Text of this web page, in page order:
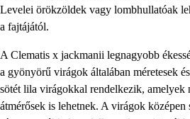
Levelei örökzöldek vagy lombhullatóak
a fajtájától.
A Clematis x jackmanii legnagyobb
a gyönyörű virágok általában méretesek
sötét lila virágokkal rendelkezik, amelyek
átmérősek is lehetnek. A virágok